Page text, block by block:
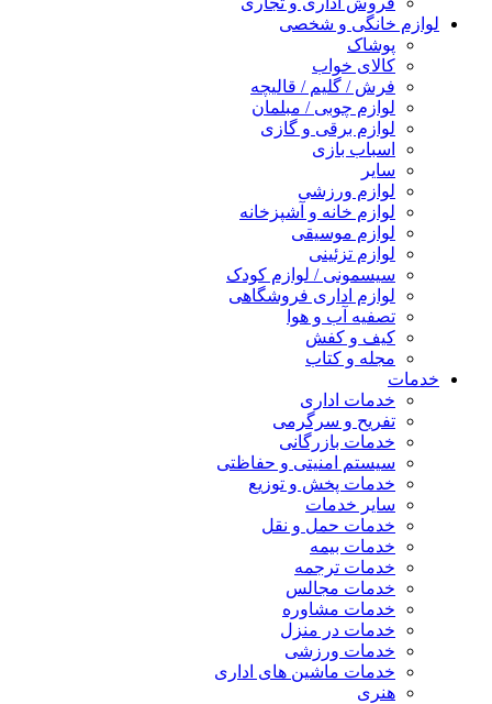
لوازم خانگی و شخصی
پوشاک
کالای خواب
فرش / گلیم / قالیچه
لوازم چوبی / مبلمان
لوازم برقی و گازی
اسباب بازی
سایر
لوازم ورزشی
لوازم خانه و آشپزخانه
لوازم موسیقی
لوازم تزئینی
سیسمونی / لوازم کودک
لوازم اداری فروشگاهی
تصفیه آب و هوا
کیف و کفش
مجله و کتاب
خدمات
خدمات اداری
تفریح و سرگرمی
خدمات بازرگانی
سیستم امنیتی و حفاظتی
خدمات پخش و توزیع
سایر خدمات
خدمات حمل و نقل
خدمات بیمه
خدمات ترجمه
خدمات مجالس
خدمات مشاوره
خدمات در منزل
خدمات ورزشی
خدمات ماشین های اداری
هنری